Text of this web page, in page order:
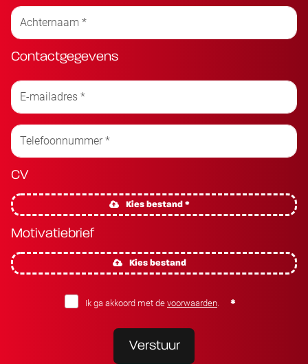
Contactgegevens
CV
Kies bestand *
Motivatiebrief
Kies bestand
Ik ga akkoord met de voorwaarden
Verstuur